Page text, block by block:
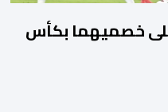
خصميهما بكأس